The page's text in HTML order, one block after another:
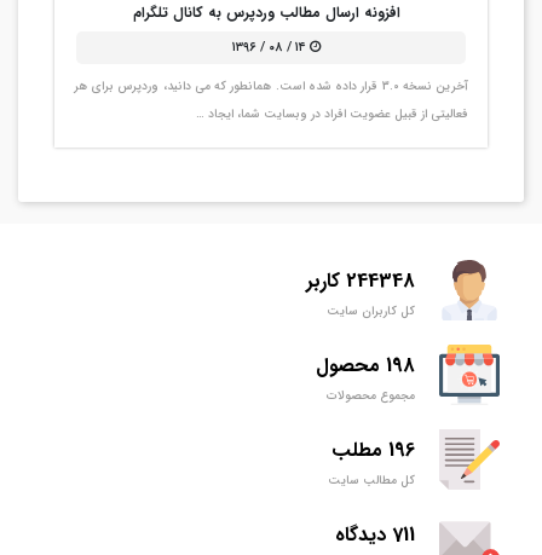
افزونه ارسال مطالب وردپرس به کانال تلگرام
۱۴ / ۰۸ / ۱۳۹۶
آخرین نسخه 3.0 قرار داده شده است. همانطور که می دانید، وردپرس برای هر
فعالیتی از قبیل عضویت افراد در وبسایت شما، ایجاد …
244348 کاربر
کل کاربران سایت
198 محصول
مجموع محصولات
196 مطلب
کل مطالب سایت
711 دیدگاه